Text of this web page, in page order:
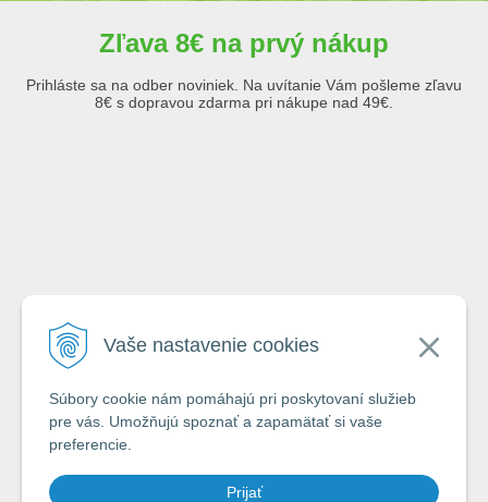
Vaše nastavenie cookies
Súbory cookie nám pomáhajú pri poskytovaní služieb
pre vás. Umožňujú spoznať a zapamätať si vaše
preferencie.
Prijať
Zľava 8€ na prvý nákup
Prihláste sa na odber noviniek. Na uvítanie Vám pošleme zľavu
8€ s dopravou zdarma pri nákupe nad 49€.
Odoslaním formuláru súhlasím so zásadami
ochrany a spracovávania